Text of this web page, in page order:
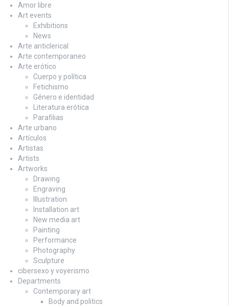
Amor libre
Art events
Exhibitions
News
Arte anticlerical
Arte contemporaneo
Arte erótico
Cuerpo y política
Fetichismo
Género e identidad
Literatura erótica
Parafilias
Arte urbano
Artículos
Artistas
Artists
Artworks
Drawing
Engraving
Illustration
Installation art
New media art
Painting
Performance
Photography
Sculpture
cibersexo y voyerismo
Departments
Contemporary art
Body and politics